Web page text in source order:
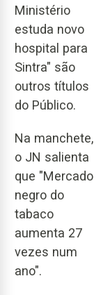
Ministério
estuda novo
hospital para
Sintra" são
outros títulos
do Público.
Na manchete,
o JN salienta
que "Mercado
negro do
tabaco
aumenta 27
vezes num
ano".